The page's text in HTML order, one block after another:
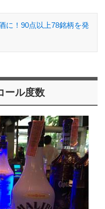
に！90点以上78銘柄を発
ール度数